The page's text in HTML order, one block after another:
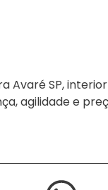
SP, interior
agilidade e